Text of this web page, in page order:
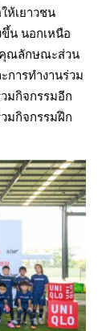
ห้เยาวชน
น นอกเหนือ
คุณลักษณะส่วน
การทำงานร่วม
มกิจกรรมอีก
มกิจกรรมฝึก